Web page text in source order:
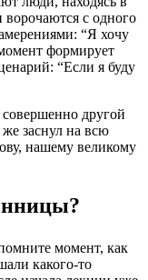
ворочаются с одного
“Я хочу
формирует
“Если я буду
другой
же заснул на всю
нашему великому
момент, как
какого-то